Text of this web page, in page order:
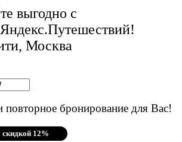
выгодно с
Москва
повторное бронирование для Вас!
12%